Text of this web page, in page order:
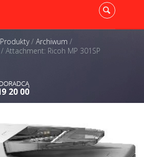
Produkty/ Archiwum /
/ Attachment: Ricoh MP 301SP